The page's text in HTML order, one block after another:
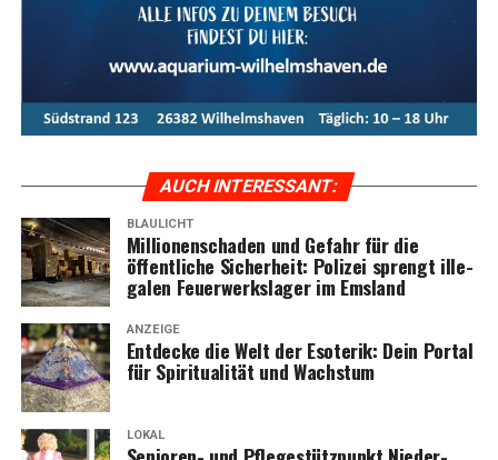
AUCH INTER­ES­SANT:
BLAULICHT
Mil­lio­nen­scha­den und Gefahr für die
öffent­li­che Sicher­heit: Poli­zei sprengt ille­
ga­len Feu­er­werks­la­ger im Emsland
ANZEIGE
Ent­de­cke die Welt der Eso­te­rik: Dein Por­tal
für Spi­ri­tua­li­tät und Wachstum
LOKAL